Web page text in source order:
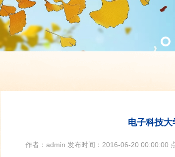
电子科技
作者：admin 发布时间：2016-06-20 00:00:00